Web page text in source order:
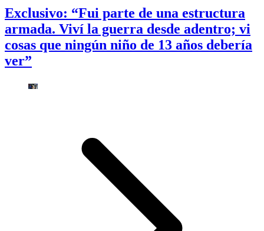
Exclusivo: “Fui parte de una estructura
armada. Viví la guerra desde adentro; vi
cosas que ningún niño de 13 años debería
ver”